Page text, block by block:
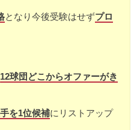
となり今後受験はせずプロ
12球団どこからオファーがき
を1位候補にリストアップ